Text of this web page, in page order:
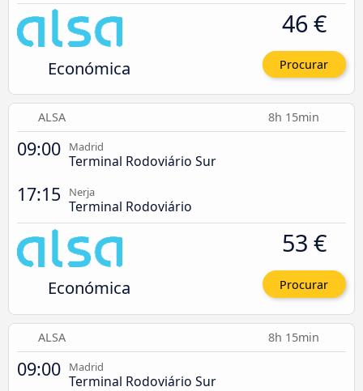
Económica
46 €
Procurar
ALSA 8h 15min
09:00 Madrid
Terminal Rodoviário Sur
17:15 Nerja
Terminal Rodoviário
Económica
53 €
Procurar
ALSA 8h 15min
09:00 Madrid
Terminal Rodoviário Sur